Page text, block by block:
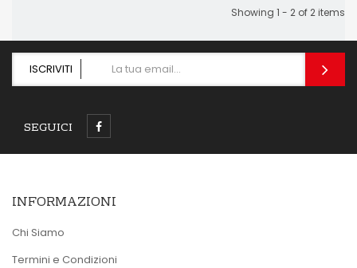
Showing 1 - 2 of 2 items
ISCRIVITI
SEGUICI
INFORMAZIONI
Chi Siamo
Termini e Condizioni